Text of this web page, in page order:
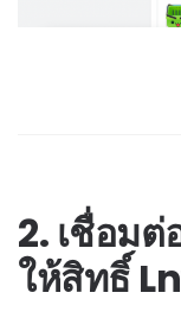
2. เชื่อม
ให้สิทธิ์